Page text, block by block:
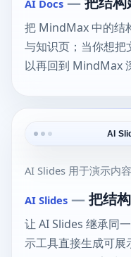
AI Docs
把 MindMax 中的结
与知识页；当你想
以再回到 MindMax
AI
AI Slides 用于演示内
AI Slides —把结
让 AI Slides 继承同
示工具直接生成可